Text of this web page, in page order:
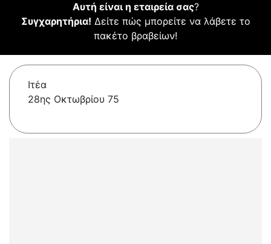
Αυτή είναι η εταιρεία σας?
Συγχαρητήρια! Δείτε πώς μπορείτε να λάβετε το
πακέτο βραβείων!
Ιτέα
28ης Οκτωβρίου 75